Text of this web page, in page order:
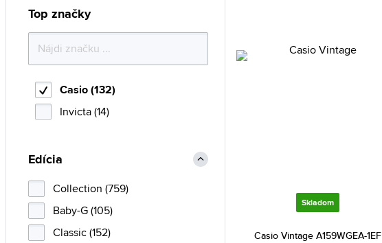
Skladom
Casio Vintage A159WGEA-1EF
Top značky
Casio (132)
Invicta (14)
Edícia
Collection (759)
Baby-G (105)
Classic (152)